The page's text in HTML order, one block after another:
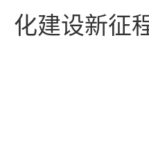
化建设新征